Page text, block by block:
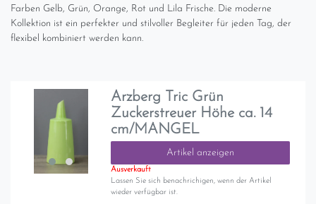
Farben Gelb, Grün, Orange, Rot und Lila Frische. Die moderne
Kollektion ist ein perfekter und stilvoller Begleiter für jeden Tag, der
flexibel kombiniert werden kann.
Arzberg Tric Grün
Zuckerstreuer Höhe ca. 14
cm/MANGEL
Artikel anzeigen
Ausverkauft
Lassen Sie sich benachrichigen, wenn der Artikel
wieder verfügbar ist.